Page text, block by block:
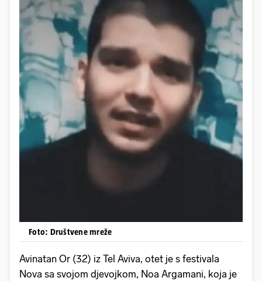
Foto: Društvene mreže
Avinatan Or (32) iz Tel Aviva, otet je s festivala
Nova sa svojom djevojkom, Noa Argamani, koja je